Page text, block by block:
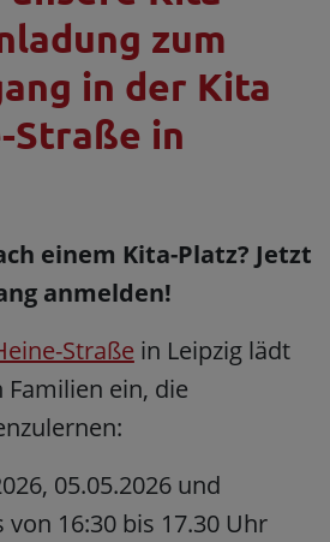
zum
in der Kita
Straße in
einem Kita-Platz? Jetzt
anmelden!
Straße in Leipzig lädt
ein, die
05.05.2026 und
von 16:30 bis 17.30 Uhr